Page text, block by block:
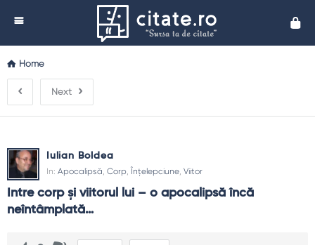
Home
Next
Iulian Boldea
In: Apocalipsă, Corp, Înțelepciune, Viitor
Intre corp și viitorul lui – o apocalipsă încă
neîntâmplată…